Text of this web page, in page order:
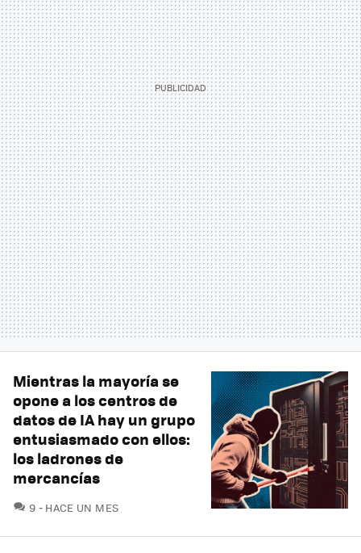
Mientras la mayoría se
opone a los centros de
datos de IA hay un grupo
entusiasmado con ellos:
los ladrones de
mercancías
9 COMENTARIOS
HACE UN MES